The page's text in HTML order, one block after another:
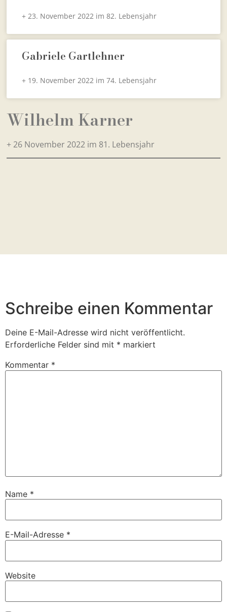
+ 23. November 2022 im 82. Lebensjahr
Gabriele Gartlehner
+ 19. November 2022 im 74. Lebensjahr
Wilhelm Karner
+ 26 November 2022 im 81. Lebensjahr
Schreibe einen Kommentar
Deine E-Mail-Adresse wird nicht veröffentlicht.
Erforderliche Felder sind mit * markiert
Kommentar *
Name *
E-Mail-Adresse *
Website